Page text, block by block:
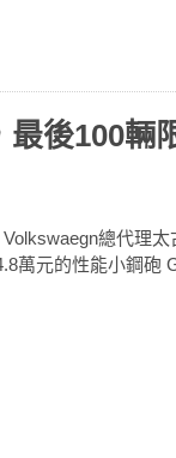
後100輛
總代理
萬元的性能小鋼砲